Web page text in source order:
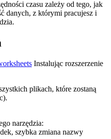
czasu zależy od tego, jak
danych, z którymi pracujesz i
Instalując rozszerzenie
plikach, które zostaną
narzędzia:
szybka zmiana nazwy